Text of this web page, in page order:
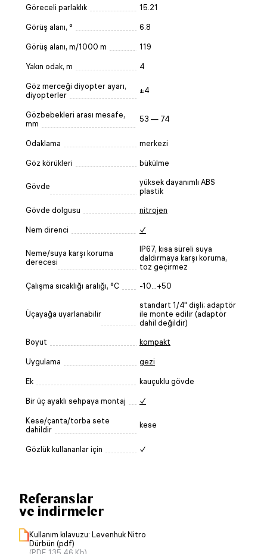
Göreceli parlaklık 15.21
Görüş alanı, ° 6.8
Görüş alanı, m/1000 m 119
Yakın odak, m 4
Göz merceği diyopter ayarı,
diyopterler
±4
Gözbebekleri arası mesafe,
mm
53 — 74
Odaklama merkezi
Göz körükleri bükülme
Gövde
yüksek dayanımlı ABS
plastik
Gövde dolgusu nitrojen
Nem direnci ✓
Neme/suya karşı koruma
derecesi
IP67, kısa süreli suya
daldırmaya karşı koruma,
toz geçirmez
Çalışma sıcaklığı aralığı, °C -10...+50
Üçayağa uyarlanabilir
standart 1/4" dişli; adaptör
ile monte edilir (adaptör
dahil değildir)
Boyut kompakt
Uygulama gezi
Ek kauçuklu gövde
Bir üç ayaklı sehpaya montaj ✓
Kese/çanta/torba sete
dahildir
kese
Gözlük kullananlar için ✓
Referanslar
ve indirmeler
Kullanım kılavuzu: Levenhuk Nitro
Dürbün (pdf)